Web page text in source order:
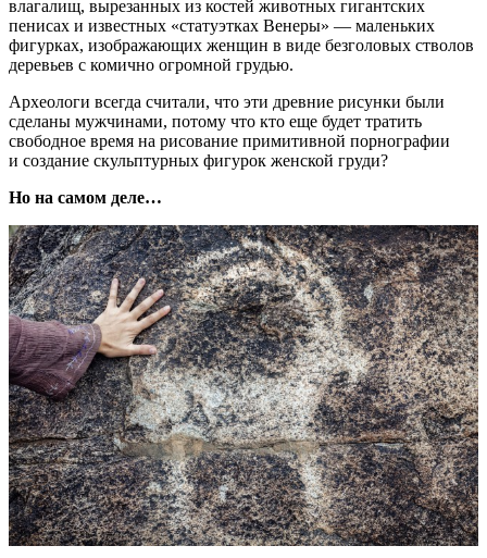
влагалищ, вырезанных из костей животных гигантских
пенисах и известных «статуэтках Венеры» — маленьких
фигурках, изображающих женщин в виде безголовых стволов
деревьев с комично огромной грудью.
Археологи всегда считали, что эти древние рисунки были
сделаны мужчинами, потому что кто еще будет тратить
свободное время на рисование примитивной порнографии
и создание скульптурных фигурок женской груди?
Но на самом деле…